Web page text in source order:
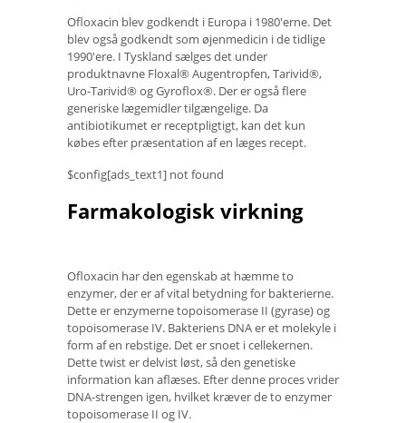
Ofloxacin blev godkendt i Europa i 1980'erne. Det
blev også godkendt som øjenmedicin i de tidlige
1990'ere. I Tyskland sælges det under
produktnavne Floxal® Augentropfen, Tarivid®,
Uro-Tarivid® og Gyroflox®. Der er også flere
generiske lægemidler tilgængelige. Da
antibiotikumet er receptpligtigt, kan det kun
købes efter præsentation af en læges recept.
$config[ads_text1] not found
Farmakologisk virkning
Ofloxacin har den egenskab at hæmme to
enzymer, der er af vital betydning for bakterierne.
Dette er enzymerne topoisomerase II (gyrase) og
topoisomerase IV. Bakteriens DNA er et molekyle i
form af en rebstige. Det er snoet i cellekernen.
Dette twist er delvist løst, så den genetiske
information kan aflæses. Efter denne proces vrider
DNA-strengen igen, hvilket kræver de to enzymer
topoisomerase II og IV.